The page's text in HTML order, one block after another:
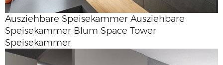
Ausziehbare Speisekammer Ausziehbare
Speisekammer Blum Space Tower
Speisekammer